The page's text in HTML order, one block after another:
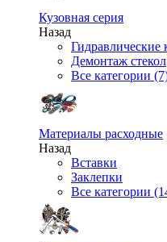
Кузовная серия
Назад
Гидравлические
Демонтаж стекол
Все категории
Материалы расходные
Назад
Вставки
Заклепки
Все категории